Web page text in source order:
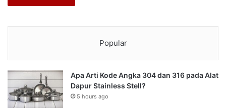
Popular
Apa Arti Kode Angka 304 dan 316 pada Alat
Dapur Stainless Stell?
5 hours ago